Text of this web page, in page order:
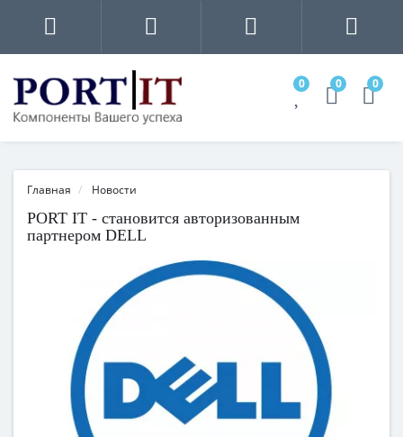
0 0 0
Главная Новости
PORT IT - становится авторизованным
партнером DELL